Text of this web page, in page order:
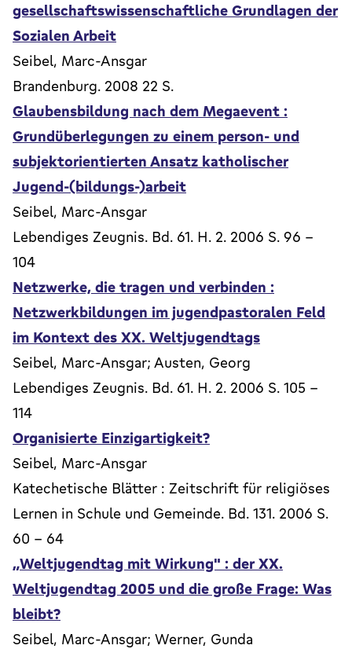
gesellschaftswissenschaftliche Grundlagen der
Sozialen Arbeit
Seibel, Marc-Ansgar
Brandenburg. 2008 22 S.
Glaubensbildung nach dem Megaevent :
Grundüberlegungen zu einem person- und
subjektorientierten Ansatz katholischer
Jugend-(bildungs-)arbeit
Seibel, Marc-Ansgar
Lebendiges Zeugnis. Bd. 61. H. 2. 2006 S. 96 -
104
Netzwerke, die tragen und verbinden :
Netzwerkbildungen im jugendpastoralen Feld
im Kontext des XX. Weltjugendtags
Seibel, Marc-Ansgar; Austen, Georg
Lebendiges Zeugnis. Bd. 61. H. 2. 2006 S. 105 -
114
Organisierte Einzigartigkeit?
Seibel, Marc-Ansgar
Katechetische Blätter : Zeitschrift für religiöses
Lernen in Schule und Gemeinde. Bd. 131. 2006 S.
60 - 64
„Weltjugendtag mit Wirkung" : der XX.
Weltjugendtag 2005 und die große Frage: Was
bleibt?
Seibel, Marc-Ansgar; Werner, Gunda